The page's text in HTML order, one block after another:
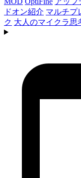
ドオン紹介 マルチプ
ク 大人のマイクラ思